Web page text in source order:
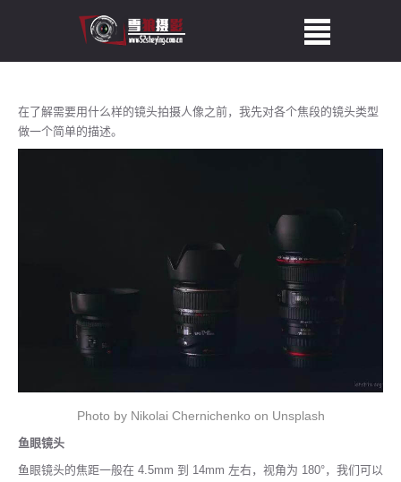
在了解需要用什么样的镜头拍摄人像之前，我先对各个焦段的镜头类型
做一个简单的描述。
Photo by Nikolai Chernichenko on Unsplash
鱼眼镜头
鱼眼镜头的焦距一般在 4.5mm 到 14mm 左右，视角为 180°，我们可以